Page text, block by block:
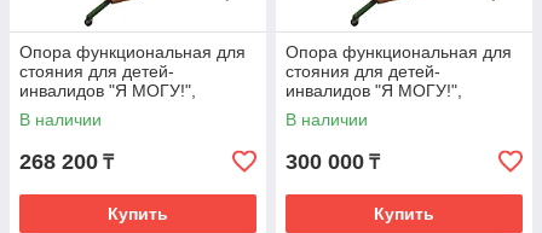
Опора функциональная для
стояния для детей-
инвалидов "Я МОГУ!",
исполнение ОС-212,
размер1
В наличии
268 200 ₸
Купить
Опора функциональная для
стояния для детей-
инвалидов "Я МОГУ!",
исполнение ОС-212,
размер2
В наличии
300 000 ₸
Купить